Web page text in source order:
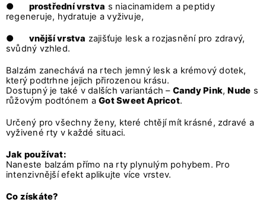
● prostřední vrstva s niacinamidem a peptidy
regeneruje, hydratuje a vyživuje,
● vnější vrstva zajišťuje lesk a rozjasnění pro zdravý,
svůdný vzhled.
Balzám zanechává na rtech jemný lesk a krémový dotek,
který podtrhne jejich přirozenou krásu.
Dostupný je také v dalších variantách – Candy Pink,Nude s
růžovým podtónem aGot Sweet Apricot.
Určený pro všechny ženy, které chtějí mít krásné, zdravé a
vyživené rty v každé situaci.
Jak používat:
Naneste balzám přímo na rty plynulým pohybem. Pro
intenzivnější efekt aplikujte více vrstev.
Co získáte?